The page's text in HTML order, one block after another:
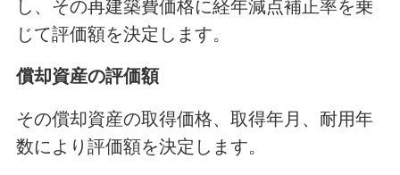
し、その再建築費価格に経年減点補正率を乗
じて評価額を決定します。
償却資産の評価額
その償却資産の取得価格、取得年月、耐用年
数により評価額を決定します。